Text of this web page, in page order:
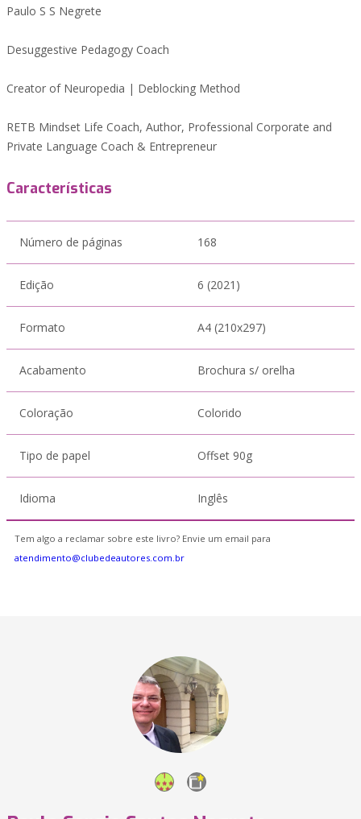
Paulo S S Negrete
Desuggestive Pedagogy Coach
Creator of Neuropedia | Deblocking Method
RETB Mindset Life Coach, Author, Professional Corporate and
Private Language Coach & Entrepreneur
Características
Número de páginas 168
Edição 6 (2021)
Formato A4 (210x297)
Acabamento Brochura s/ orelha
Coloração Colorido
Tipo de papel Offset 90g
Idioma Inglês
Tem algo a reclamar sobre este livro? Envie um email para
atendimento@clubedeautores.com.br